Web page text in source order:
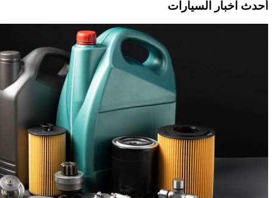
أحدث اخبار السيارات